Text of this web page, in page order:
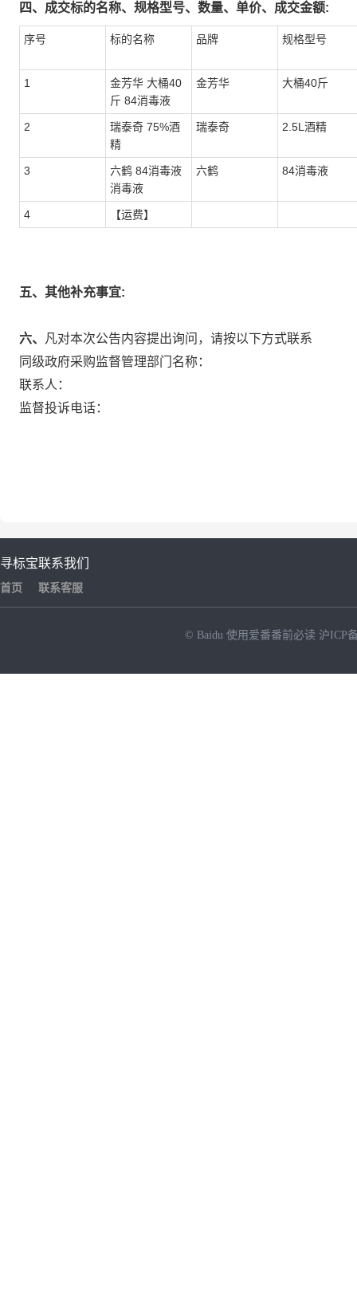
四、成交标的名称、规格型号、数量、单价、成交金额:
序号 标的名称 品牌 规格型号
1
金芳华 大桶40
斤 84消毒液
金芳华 大桶40斤
2
瑞泰奇 75%酒
精
瑞泰奇 2.5L酒精
3
六鹤 84消毒液
消毒液
六鹤 84消毒液
4 【运费】
五、其他补充事宜:
六、
凡对本次公告内容提出询问，请按以下方式联系
同级政府采购监督管理部门名称：
联系人：
监督投诉电话：
寻标宝
首页
联系我们
联系客服
© Baidu 使用爱番番前必读 沪ICP